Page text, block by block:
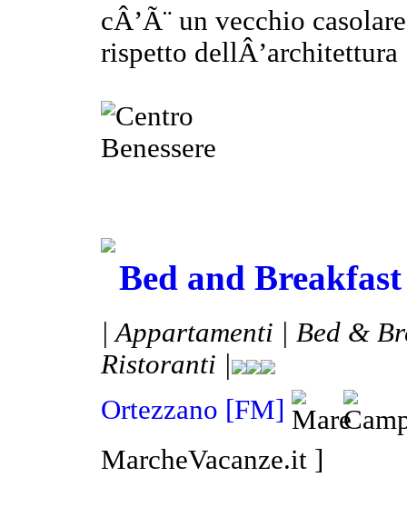
cÂ’Ã¨ un vecchio
rispetto dellÂ’architettura
Bed and
| Appartamenti | Bed &
Ristoranti |
Ortezzano [FM]
MarcheVacanze.it ]